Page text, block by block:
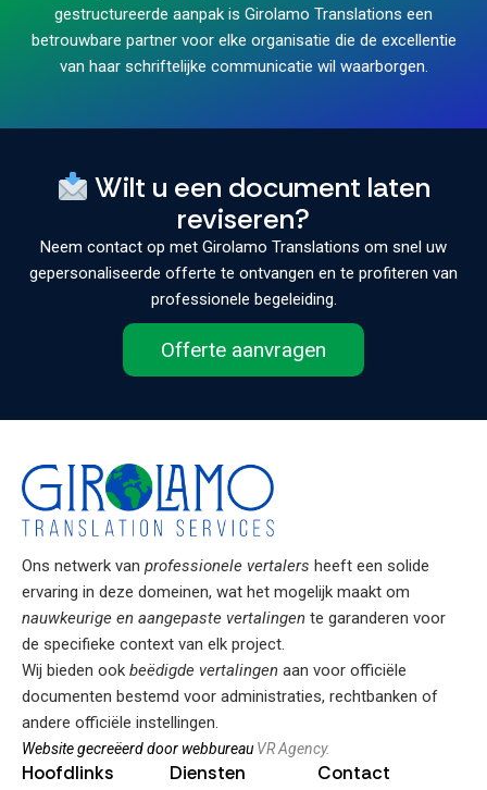
gestructureerde aanpak is Girolamo Translations een
betrouwbare partner voor elke organisatie die de excellentie
van haar schriftelijke communicatie wil waarborgen.
Wilt u een document laten
reviseren?
Neem contact op met Girolamo Translations om snel uw
gepersonaliseerde offerte te ontvangen en te profiteren van
professionele begeleiding.
Offerte aanvragen
Ons netwerk van professionele vertalers heeft een solide
ervaring in deze domeinen, wat het mogelijk maakt om
nauwkeurige en aangepaste vertalingen te garanderen voor
de specifieke context van elk project.
Wij bieden ook beëdigde vertalingen aan voor officiële
documenten bestemd voor administraties, rechtbanken of
andere officiële instellingen.
Website gecreëerd door webbureau VR Agency.
Hoofdlinks Diensten Contact